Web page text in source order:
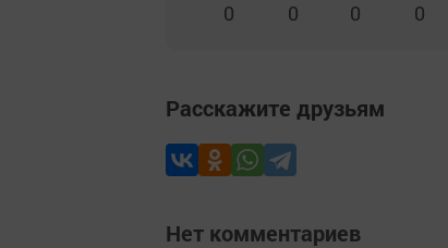
0 0 0 0
Расскажите друзьям
Нет комментариев